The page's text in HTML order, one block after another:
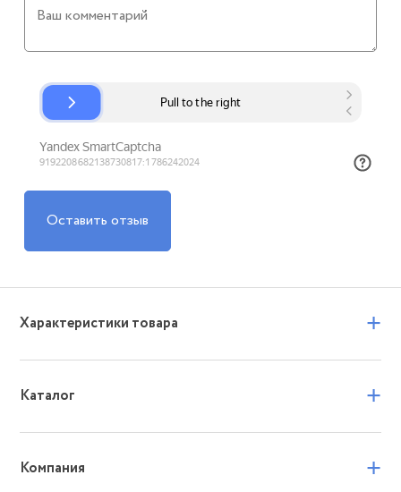
Оставить отзыв
Характеристики товара +
Каталог +
Компания +